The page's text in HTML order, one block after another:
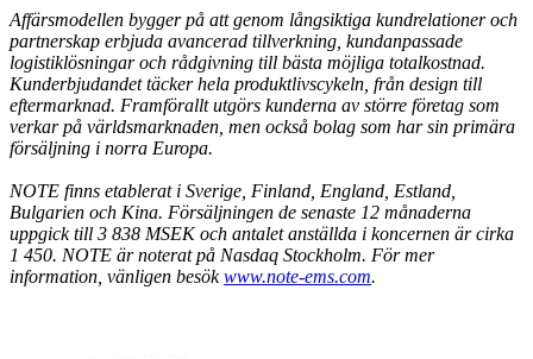
Affärsmodellen bygger på att genom långsiktiga kundrelationer och
partnerskap erbjuda avancerad tillverkning, kundanpassade
logistiklösningar och rådgivning till bästa möjliga totalkostnad.
Kunderbjudandet täcker hela produktlivscykeln, från design till
eftermarknad. Framförallt utgörs kunderna av större företag som
verkar på världsmarknaden, men också bolag som har sin primära
försäljning i norra Europa.
NOTE finns etablerat i Sverige, Finland, England, Estland,
Bulgarien och Kina. Försäljningen de senaste 12 månaderna
uppgick till 3 838 MSEK och antalet anställda i koncernen är cirka
1 450. NOTE är noterat på Nasdaq Stockholm. För mer
information, vänligen besökwww.note-ems.com.